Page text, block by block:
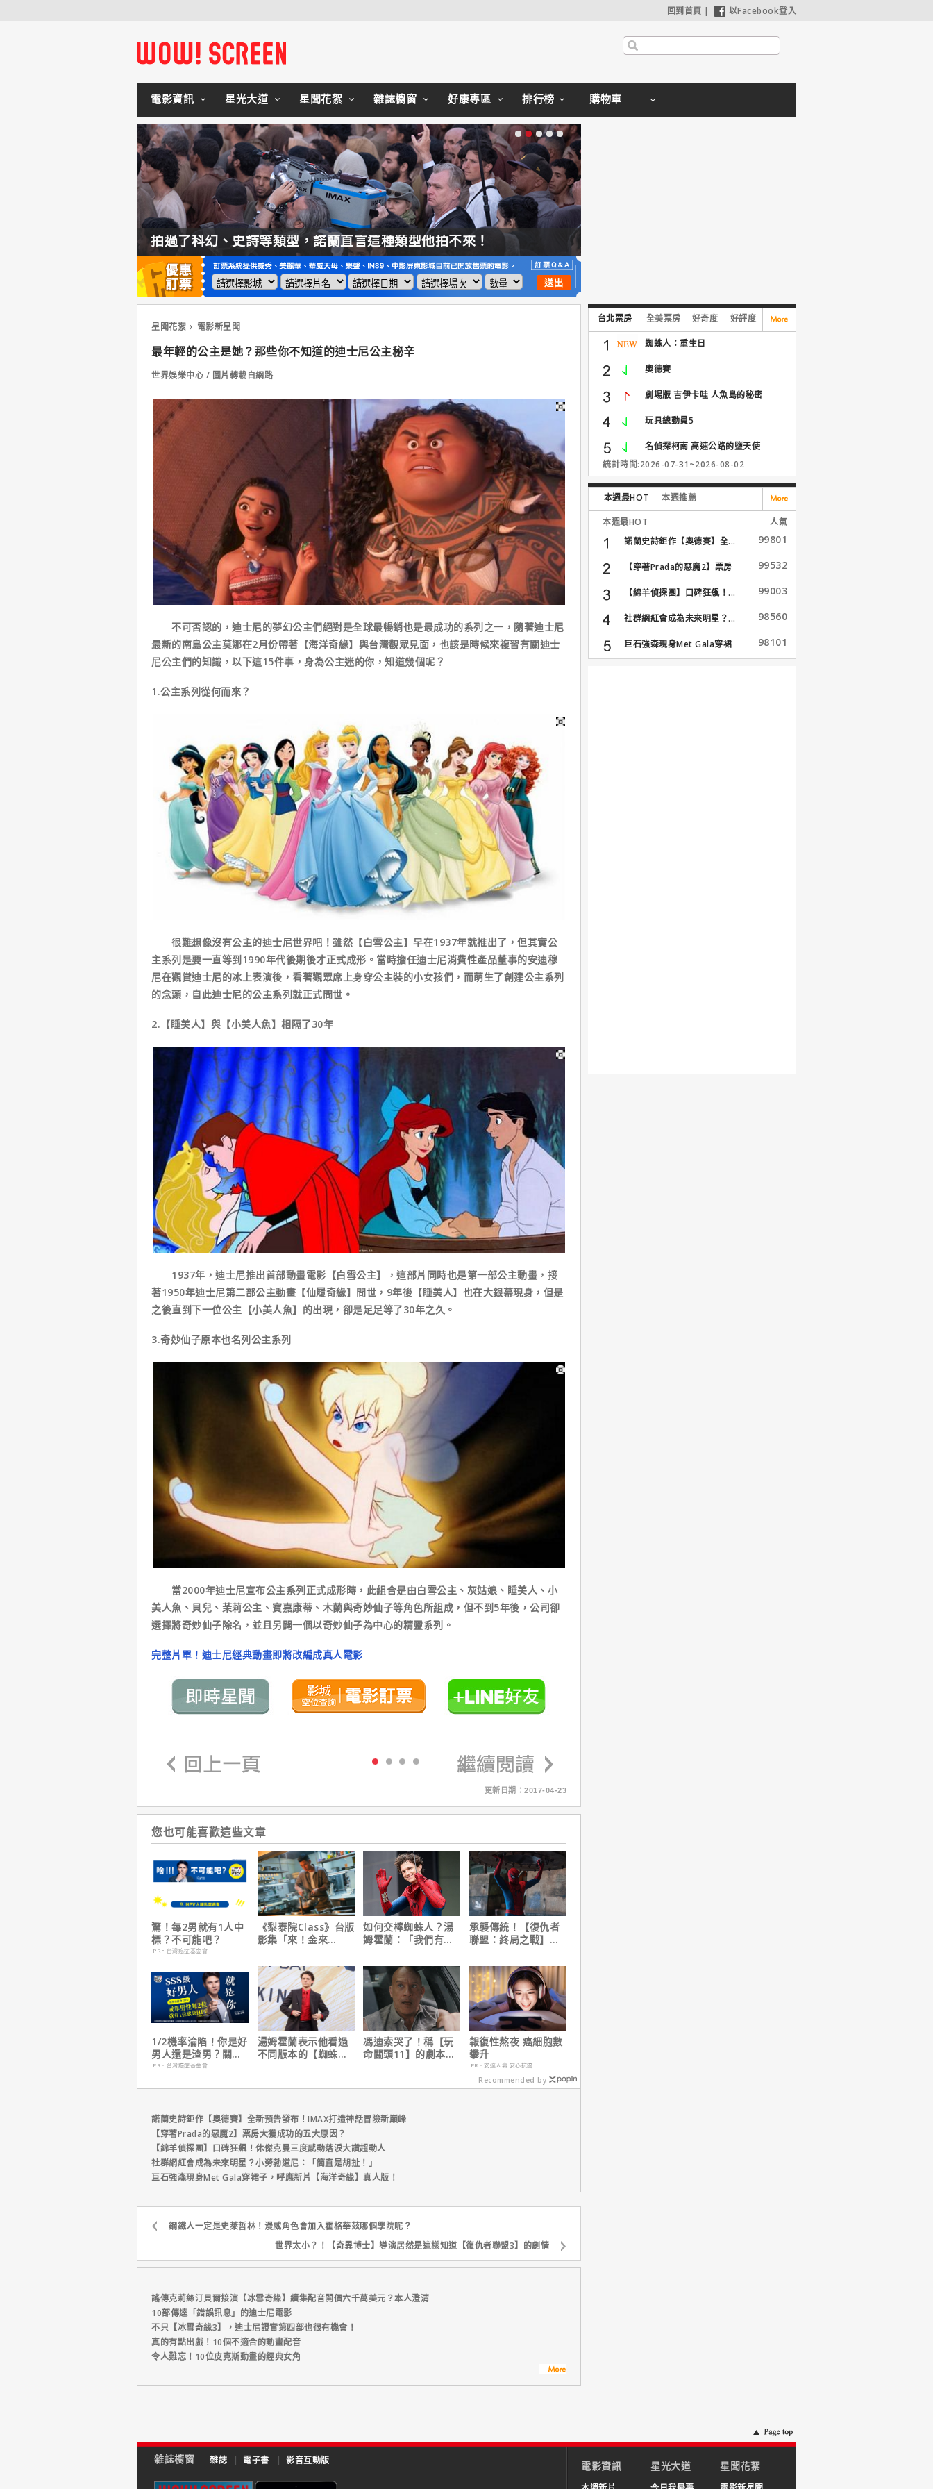
回到首頁 | 以Facebook登入
電影資訊 星光大道 星聞花絮 雜誌櫥窗 好康專區 排行榜 購物車
拍過了科幻、史詩等類型，諾蘭直言這種類型他拍不來！
星聞花絮 電影新星聞
最年輕的公主是她？那些你不知道的迪士尼公主秘辛
世界娛樂中心 / 圖片轉載自網路
不可否認的，迪士尼的夢幻公主們絕對是全球最暢銷也是最成功的系列之一，隨著迪士尼
最新的南島公主莫娜在2月份帶著【海洋奇緣】與台灣觀眾見面，也該是時候來複習有關迪士
尼公主們的知識，以下這15件事，身為公主迷的你，知道幾個呢？
1.公主系列從何而來？
很難想像沒有公主的迪士尼世界吧！雖然【白雪公主】早在1937年就推出了，但其實公
主系列是要一直等到1990年代後期後才正式成形。當時擔任迪士尼消費性產品董事的安迪穆
尼在觀賞迪士尼的冰上表演後，看著觀眾席上身穿公主裝的小女孩們，而萌生了創建公主系列
的念頭，自此迪士尼的公主系列就正式問世。
2.【睡美人】與【小美人魚】相隔了30年
1937年，迪士尼推出首部動畫電影【白雪公主】，這部片同時也是第一部公主動畫，接
著1950年迪士尼第二部公主動畫【仙履奇緣】問世，9年後【睡美人】也在大銀幕現身，但是
之後直到下一位公主【小美人魚】的出現，卻是足足等了30年之久。
3.奇妙仙子原本也名列公主系列
當2000年迪士尼宣布公主系列正式成形時，此組合是由白雪公主、灰姑娘、睡美人、小
美人魚、貝兒、茉莉公主、寶嘉康蒂、木蘭與奇妙仙子等角色所組成，但不到5年後，公司卻
選擇將奇妙仙子除名，並且另闢一個以奇妙仙子為中心的精靈系列。
完整片單！迪士尼經典動畫即將改編成真人電影
更新日期：2017-04-23
您也可能喜歡這些文章
驚！每2男就有1人中
標？不可能吧？
PR・台灣癌症基金會
《梨泰院Class》台版
影集「來！金來
上線
如何交棒蜘蛛人？湯
姆霍蘭：「我們有一
承襲傳統！【復仇者
聯盟：終局之戰】導
生日】破紀錄！
1/2機率淪陷！你是好
男人還是渣男？關鍵
在這
PR・台灣癌症基金會
湯姆霍蘭表示他看過
不同版本的【蜘蛛
馮迪索哭了！稱【玩
命關頭11】的劇本是
報復性熬夜 癌細胞數
攀升
PR・安達人壽 安心抗癌
Recommended by
諾蘭史詩鉅作【奧德賽】全新預告發布！IMAX打造神話冒險新巔峰
【穿著Prada的惡魔2】票房大獲成功的五大原因？
【綿羊偵探團】口碑狂飆！休傑克曼三度感動落淚大讚超動人
社群網紅會成為未來明星？小勞勃道尼：「簡直是胡扯！」
巨石強森現身Met Gala穿裙子，呼應新片【海洋奇緣】真人版！
鋼鐵人一定是史萊哲林！漫威角色會加入霍格華茲哪個學院呢？
世界太小？！【奇異博士】導演居然是這樣知道【復仇者聯盟3】的劇情
謠傳克莉絲汀貝爾接演【冰雪奇緣】續集配音開價六千萬美元？本人澄清
10部傳達「錯誤訊息」的迪士尼電影
不只【冰雪奇緣3】，迪士尼證實第四部也很有機會！
真的有點出戲！10個不適合的動畫配音
令人難忘！10位皮克斯動畫的經典女角
台北票房 全美票房 好奇度 好評度
蜘蛛人：重生日
奧德賽
劇場版 吉伊卡哇 人魚島的秘密
玩具總動員5
名偵探柯南 高速公路的墮天使
統計時間:2026-07-31~2026-08-02
本週最HOT 本週推薦
本週最HOT
人氣
諾蘭史詩鉅作【奧德賽】全...
99801
【穿著Prada的惡魔2】票房
99532
【綿羊偵探團】口碑狂飆！... 99003
社群網紅會成為未來明星？... 98560
巨石強森現身Met Gala穿裙
子...
98101
雜誌櫥窗 雜誌 | 電子書 | 影音互動版 電影資訊 星光大道 星聞花絮